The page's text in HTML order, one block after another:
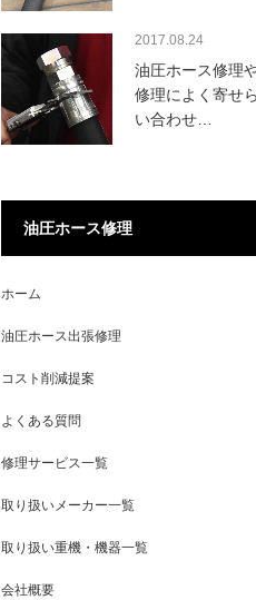
2017.08.24
油圧ホース修理
修理によく寄せ
い合わせ…
油圧ホース修理
ホーム
油圧ホース出張修理
コスト削減提案
よくある質問
修理サービス一覧
取り扱いメーカー一覧
取り扱い重機・機器一覧
会社概要